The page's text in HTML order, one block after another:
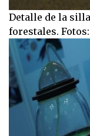
Detalle de la
forestales.